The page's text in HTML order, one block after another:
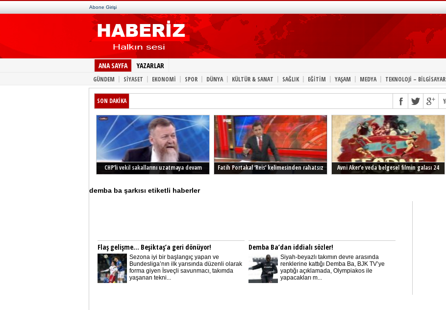
Abone Girişi
ANA SAYFA YAZARLAR
GÜNDEM | SİYASET | EKONOMİ | SPOR | DÜNYA | KÜLTÜR & SANAT | SAĞLIK | EĞİTİM | YAŞAM | MEDYA | TEKNOLOJİ – BİLGİSAYAR
SON DAKİKA
CHP’li vekil sakallarını uzatmaya devam
Fatih Portakal ‘Reis’ kelimesinden rahatsız
Avni Aker’e veda belgesel filmin galası 24
demba ba şarkısı etiketli haberler
Flaş gelişme… Beşiktaş’a geri dönüyor!
Sezona iyi bir başlangıç yapan ve
Bundesliga’nın ilk yarısında düzenli olarak
forma giyen İsveçli savunmacı, takımda
yaşanan tekni...
Demba Ba’dan iddialı sözler!
Siyah-beyazlı takımın devre arasında
renklerine kattığı Demba Ba, BJK TV’ye
yaptığı açıklamada, Olympiakos ile
yapacakları m...